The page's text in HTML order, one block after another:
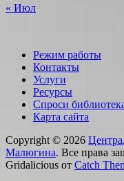
« Июл
Режим работы
Контакты
Услуги
Ресурсы
Спроси
Карта сайта
Copyright © 2026
Малюгина. Все права
Gridalicious от Catch